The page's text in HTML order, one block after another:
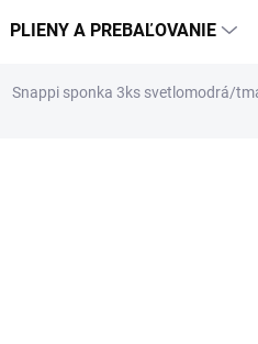
PLIENY A PREBAĽOVANIE
Snappi sponka 3ks svetlomodrá/